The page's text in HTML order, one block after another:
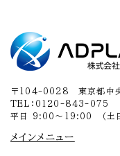
〒104-0028 東京都中
TEL：0120-843-075
平日 9:00～19:00 （土日
メインメニュー